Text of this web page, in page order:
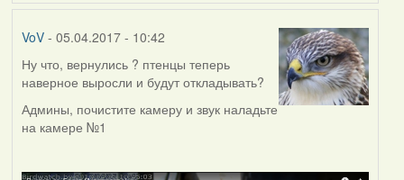
VoV- 05.04.2017 - 10:42
Ну что, вернулись ? птенцы теперь
наверное выросли и будут откладывать?
Админы, почистите камеру и звук наладьте
на камере №1